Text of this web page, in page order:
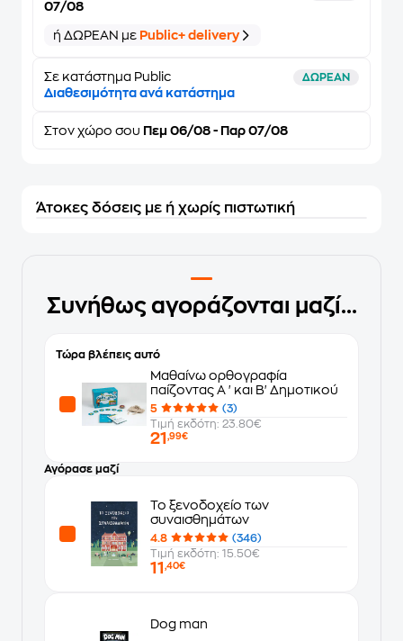
07/08
ή ΔΩΡΕΑΝ με Public+ delivery
Σε κατάστημα Public ΔΩΡΕΑΝ
Διαθεσιμότητα ανά κατάστημα
Στον χώρο σου Πεμ 06/08 - Παρ 07/08
Άτοκες δόσεις με ή χωρίς πιστωτική
Συνήθως αγοράζονται μαζί...
Τώρα βλέπεις αυτό
Μαθαίνω ορθογραφία
παίζοντας Α ' και Β' Δημοτικού
5
(3)
Τιμή εκδότη: 23.80€
21 ,99€
Αγόρασε μαζί
Το ξενοδοχείο των
συναισθημάτων
4.8
(346)
Τιμή εκδότη: 15.50€
11 ,40€
Dog man